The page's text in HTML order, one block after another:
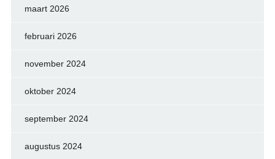
maart 2026
februari 2026
november 2024
oktober 2024
september 2024
augustus 2024